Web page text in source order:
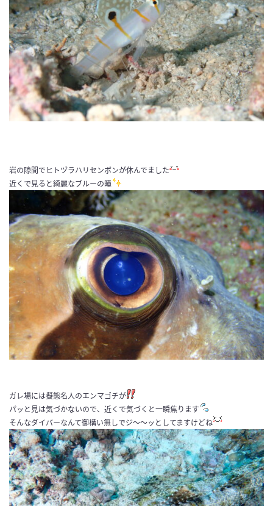
岩の隙間でヒトヅラハリセンボンが休んでました
近くで見ると綺麗なブルーの瞳
ガレ場には擬態名人のエンマゴチが
パッと見は気づかないので、近くで気づくと一瞬焦ります
そんなダイバーなんて御構い無しでジ〜〜ッとしてますけどね